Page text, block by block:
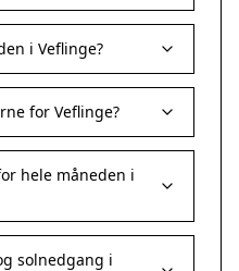
i Veflinge?
for Veflinge?
hele måneden i
solnedgang i